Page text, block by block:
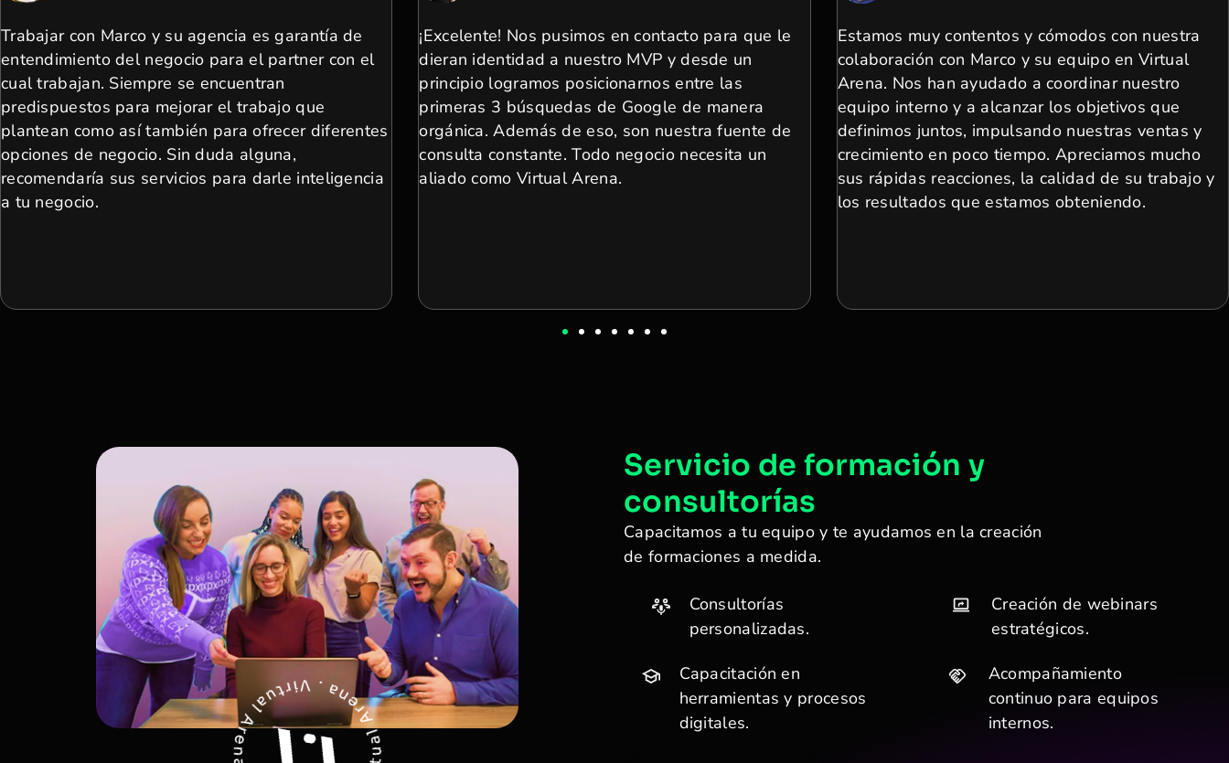
Trabajar con Marco y su agencia es garantía de
entendimiento del negocio para el partner con el
cual trabajan. Siempre se encuentran
predispuestos para mejorar el trabajo que
plantean como así también para ofrecer diferentes
opciones de negocio. Sin duda alguna,
recomendaría sus servicios para darle inteligencia
a tu negocio.
¡Excelente! Nos pusimos en contacto para que le
dieran identidad a nuestro MVP y desde un
principio logramos posicionarnos entre las
primeras 3 búsquedas de Google de manera
orgánica. Además de eso, son nuestra fuente de
consulta constante. Todo negocio necesita un
aliado como Virtual Arena.
Estamos muy contentos y cómodos con nuestra
colaboración con Marco y su equipo en Virtual
Arena. Nos han ayudado a coordinar nuestro
equipo interno y a alcanzar los objetivos que
definimos juntos, impulsando nuestras ventas y
crecimiento en poco tiempo. Apreciamos mucho
sus rápidas reacciones, la calidad de su trabajo y
los resultados que estamos obteniendo.
Servicio de formación y
consultorías
Capacitamos a tu equipo y te ayudamos en la creación
de formaciones a medida.
Consultorías
personalizadas.
Creación de webinars
estratégicos.
Capacitación en
herramientas y procesos
digitales.
Acompañamiento
continuo para equipos
internos.